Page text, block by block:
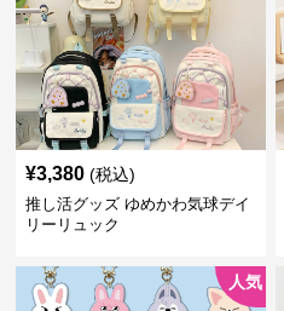
¥3,380 (税込)
推し活グッズ ゆめかわ気球デイ
リーリュック
人気